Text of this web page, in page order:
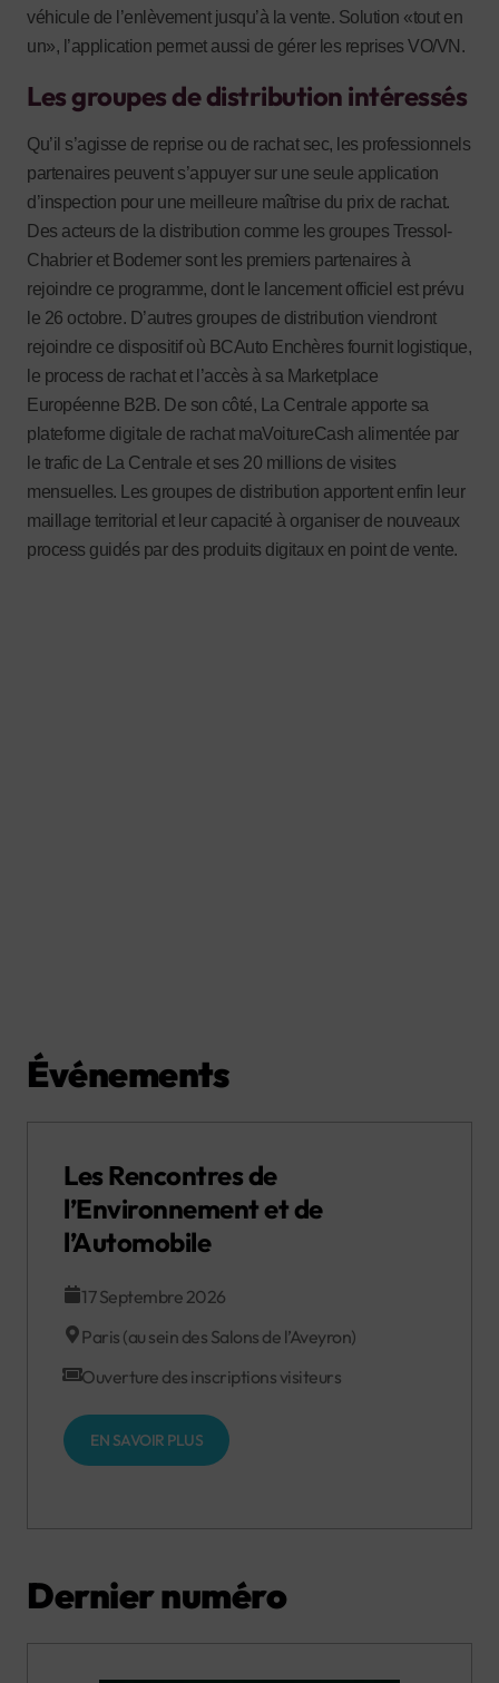
véhicule de l’enlèvement jusqu’à la vente. Solution «tout en
un», l’application permet aussi de gérer les reprises VO/VN.
Les groupes de distribution intéressés
Qu’il s’agisse de reprise ou de rachat sec, les professionnels
partenaires peuvent s’appuyer sur une seule application
d’inspection pour une meilleure maîtrise du prix de rachat.
Des acteurs de la distribution comme les groupes Tressol-
Chabrier et Bodemer sont les premiers partenaires à
rejoindre ce programme, dont le lancement officiel est prévu
le 26 octobre. D’autres groupes de distribution viendront
rejoindre ce dispositif où BCAuto Enchères fournit logistique,
le process de rachat et l’accès à sa Marketplace
Européenne B2B. De son côté, La Centrale apporte sa
plateforme digitale de rachat maVoitureCash alimentée par
le trafic de La Centrale et ses 20 millions de visites
mensuelles. Les groupes de distribution apportent enfin leur
maillage territorial et leur capacité à organiser de nouveaux
process guidés par des produits digitaux en point de vente.
Événements
Les Rencontres de
l’Environnement et de
l’Automobile
17 Septembre 2026
Paris (au sein des Salons de l’Aveyron)
Ouverture des inscriptions visiteurs
EN SAVOIR PLUS
Dernier numéro